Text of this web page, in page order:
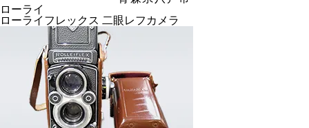
ローライ
ローライフレックス 二眼レフカメラ